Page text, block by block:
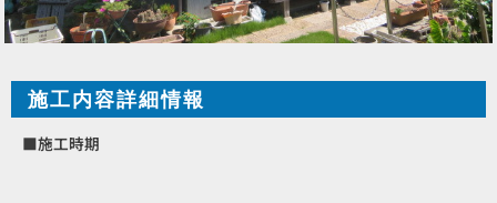
施工内容詳細情報
■施工時期